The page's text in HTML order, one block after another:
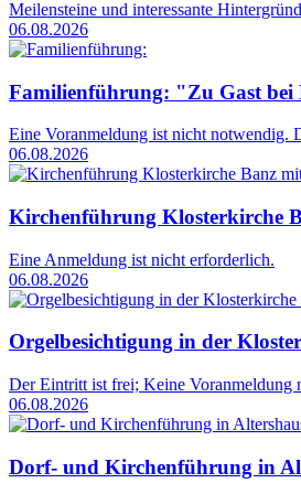
Meilensteine und interessante
06.08.2026
Familienführung: "Zu Gast bei
Eine Voranmeldung ist nicht notwendig.
06.08.2026
Kirchenführung Klosterkirche
Eine Anmeldung ist nicht erforderlich.
06.08.2026
Orgelbesichtigung in der
Der Eintritt ist frei; Keine Voranmeldung
06.08.2026
Dorf- und Kirchenführung in